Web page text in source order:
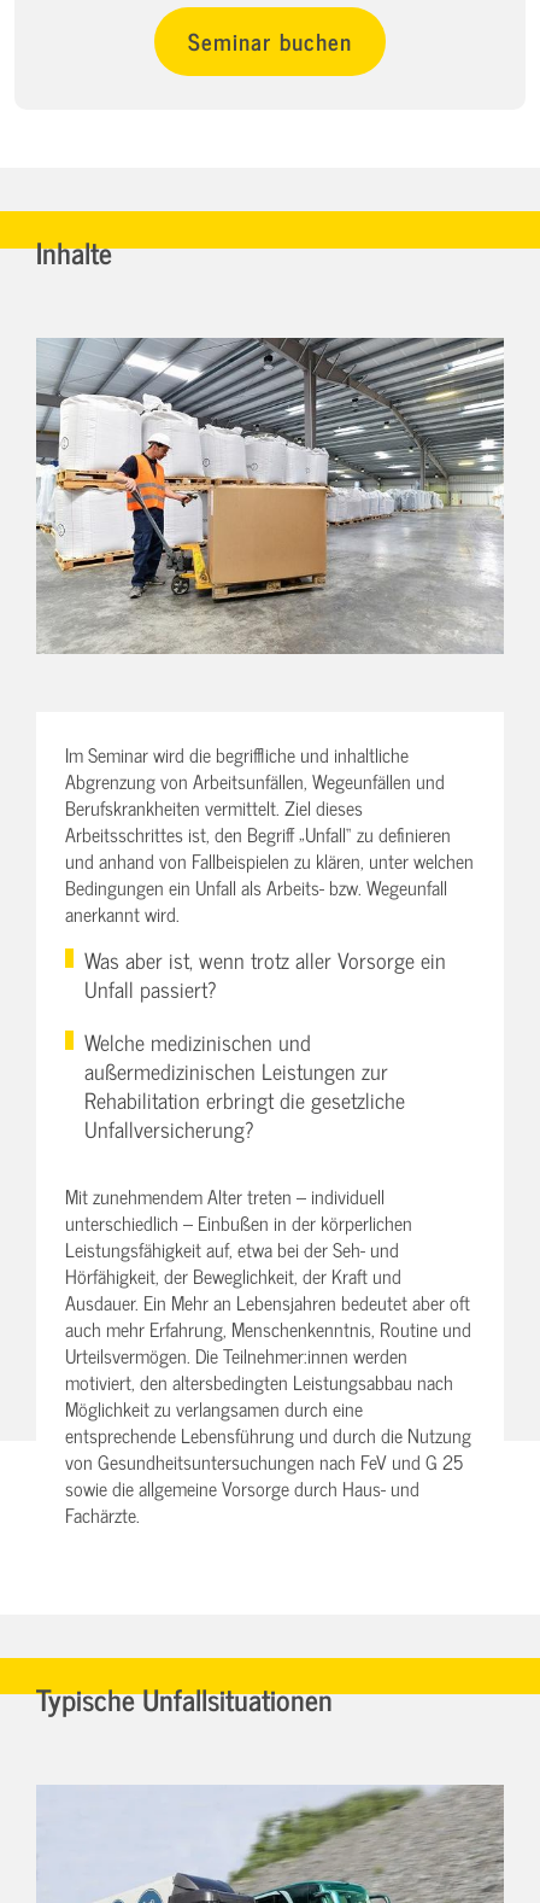
Seminar buchen
Inhalte
Im Seminar wird die begriffliche und inhaltliche
Abgrenzung von Arbeitsunfällen, Wegeunfällen und
Berufskrankheiten vermittelt. Ziel dieses
Arbeitsschrittes ist, den Begriff „Unfall“ zu definieren
und anhand von Fallbeispielen zu klären, unter welchen
Bedingungen ein Unfall als Arbeits- bzw. Wegeunfall
anerkannt wird.
Was aber ist, wenn trotz aller Vorsorge ein
Unfall passiert?
Welche medizinischen und
außermedizinischen Leistungen zur
Rehabilitation erbringt die gesetzliche
Unfallversicherung?
Mit zunehmendem Alter treten – individuell
unterschiedlich – Einbußen in der körperlichen
Leistungsfähigkeit auf, etwa bei der Seh- und
Hörfähigkeit, der Beweglichkeit, der Kraft und
Ausdauer. Ein Mehr an Lebensjahren bedeutet aber oft
auch mehr Erfahrung, Menschenkenntnis, Routine und
Urteilsvermögen. Die Teilnehmer:innen werden
motiviert, den altersbedingten Leistungsabbau nach
Möglichkeit zu verlangsamen durch eine
entsprechende Lebensführung und durch die Nutzung
von Gesundheitsuntersuchungen nach FeV und G 25
sowie die allgemeine Vorsorge durch Haus- und
Fachärzte.
Typische Unfallsituationen